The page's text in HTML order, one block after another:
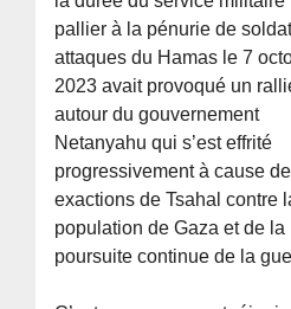
pallier à la pénurie de
attaques du Hamas le 7
2023 avait provoqué un
autour du gouvernement
Netanyahu qui s’est effrité
progressivement à cause
exactions de Tsahal contre
population de Gaza et de la
poursuite continue de la